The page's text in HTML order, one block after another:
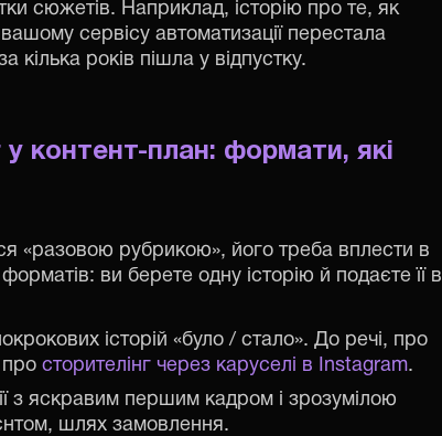
сюжетів. Наприклад, історію про те, як
сервісу автоматизації перестала
кілька років пішла у відпустку.
у контент-план: формати, які
«разовою рубрикою», його треба вплести в
ви берете одну історію й подаєте її в
історій «було / стало». До речі, про
про сторителінг через каруселі в Instagram.
з яскравим першим кадром і зрозумілою
шлях замовлення.